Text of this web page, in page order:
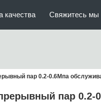
качества Свяжитесь мы
пар 0.2-0.6Мпа
пар 0.2-